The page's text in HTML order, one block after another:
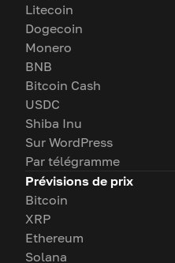
Litecoin
Dogecoin
Monero
BNB
Bitcoin Cash
USDC
Shiba Inu
Sur WordPress
Par télégramme
Prévisions de prix
Bitcoin
XRP
Ethereum
Solana